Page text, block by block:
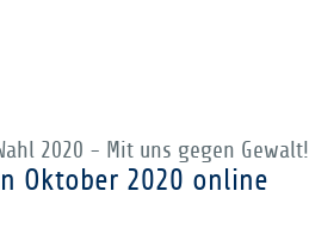
2020 - Mit uns gegen Gewalt!
Oktober 2020 online